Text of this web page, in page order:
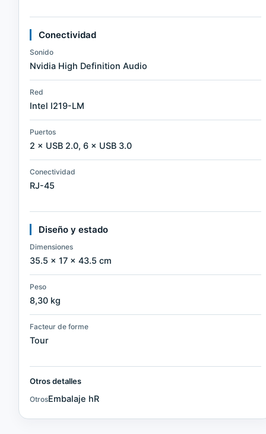
Conectividad
Sonido
Nvidia High Definition Audio
Red
Intel I219-LM
Puertos
2 × USB 2.0, 6 × USB 3.0
Conectividad
RJ-45
Diseño y estado
Dimensiones
35.5 × 17 × 43.5 cm
Peso
8,30 kg
Facteur de forme
Tour
Otros detalles
OtrosEmbalaje hR